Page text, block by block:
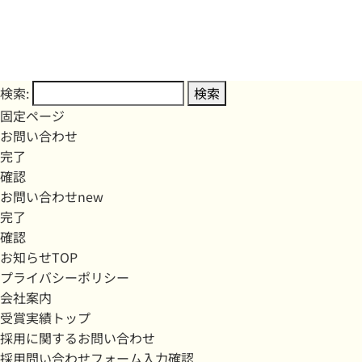
検索:
固定ページ
お問い合わせ
完了
確認
お問い合わせnew
完了
確認
お知らせTOP
プライバシーポリシー
会社案内
受賞実績トップ
採用に関するお問い合わせ
採用問い合わせフォーム入力確認